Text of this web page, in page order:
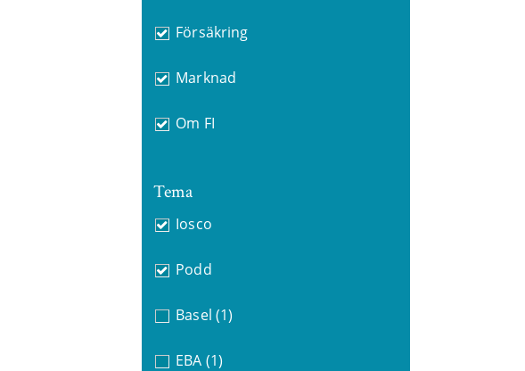
Försäkring
Marknad
Om FI
Tema
Iosco
Podd
Basel (1)
EBA (1)